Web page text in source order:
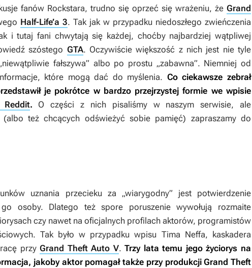
fanów Rockstara, trudno się oprzeć się wrażeniu, że Grand
Half-Life’a 3. Tak jak w przypadku niedoszłego zwieńczenia
i tutaj fani chwytają się każdej, choćby najbardziej wątpliwej
szóstego GTA. Oczywiście większość z nich jest nie tyle
fałszywa” albo po prostu „zabawna”. Niemniej od
które mogą dać do myślenia. Co ciekawsze zebrał
je pokrótce w bardzo przejrzystej formie we wpisie
Reddit. O części z nich pisaliśmy w naszym serwisie, ale
(albo też chcących odświeżyć sobie pamięć) zapraszamy do
uznania przecieku za „wiarygodny” jest potwierdzenie
go osoby. Dlatego też spore poruszenie wywołują rozmaite
czy nawet na oficjalnych profilach aktorów, programistów
Tak było w przypadku wpisu Tima Neffa, kaskadera
przyGrand Theft Auto V.Trzy lata temu jego życiorys na
jakoby aktor pomagał także przy produkcjiGrand Theft